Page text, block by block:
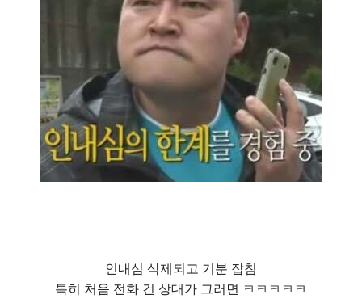
인내심 삭제되고 기분 잡침
특히 처음 전화 건 상대가 그러면 ㅋㅋㅋㅋㅋ